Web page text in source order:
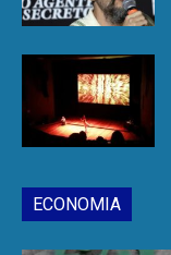
ECONOMIA